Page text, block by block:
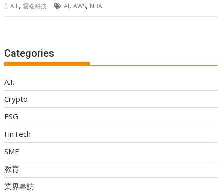
A.I., 雲端科技 AI,AWS, NBA
Categories
A.I.
Crypto
ESG
FinTech
SME
教育
業界專訪